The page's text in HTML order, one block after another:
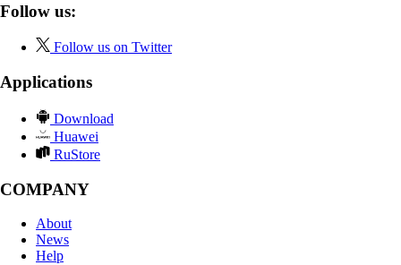
Follow us:
Follow us on Twitter
Applications
Download
Huawei
RuStore
COMPANY
About
News
Help